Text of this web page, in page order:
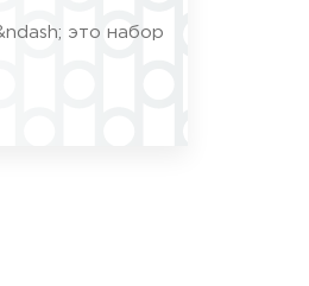
это набор